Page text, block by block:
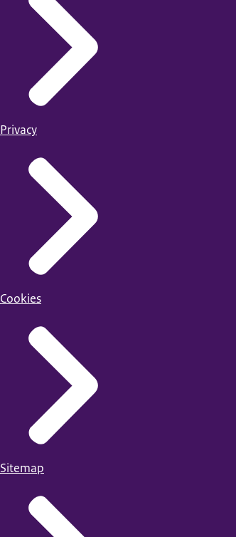
Privacy
Cookies
Sitemap